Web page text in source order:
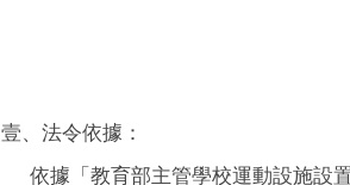
壹、法令依據：
依據「教育部主管學校運動設施設